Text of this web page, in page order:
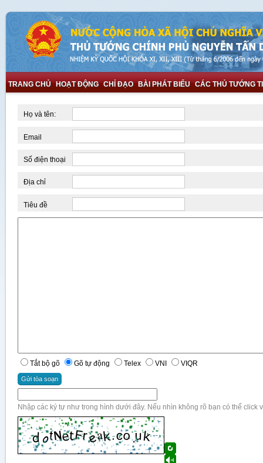
TRANG CHỦ HOẠT ĐỘNG CHỈ ĐẠO BÀI PHÁT BIỂU CÁC THỦ TƯỚNG
Họ và tên:
Email
Số điện thoại
Địa chỉ
Tiêu đề
Tắt bộ gõ Gõ tự động Telex VNI VIQR
Nhập các ký tự như trong hình dưới đây. Nếu nhìn không rõ bạn có thể click